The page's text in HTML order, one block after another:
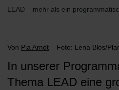
LEAD – mehr als ein
Von Pia Arndt Foto: Lena Blos/
In unserer
Thema LEAD eine